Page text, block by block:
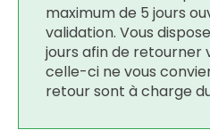
maximum de 5 jours
validation. Vous
jours afin de retourner
celle-ci ne vous
retour sont à charge